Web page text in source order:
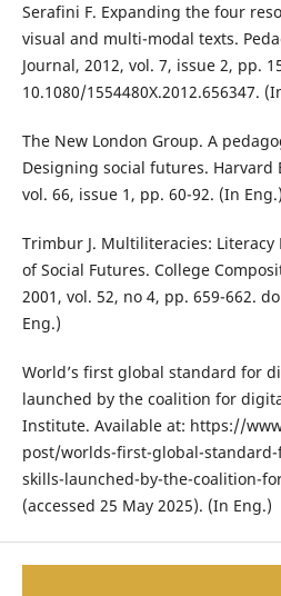
Serafini F. Expanding the four
visual and multi-modal texts.
Journal, 2012, vol. 7, issue 2, pp.
10.1080/1554480X.2012.656347.
The New London Group. A
Designing social futures. Harvard
vol. 66, issue 1, рр. 60-92. (In Eng.)
Trimbur J. Multiliteracies:
of Social Futures. College
2001, vol. 52, no 4, pp. 659-662.
Eng.)
Worldʼs first global standard for
launched by the coalition for
Institute. Available at: https://
post/worlds-first-global-
skills-launched-by-the-coalition-
(accessed 25 May 2025). (In Eng.)